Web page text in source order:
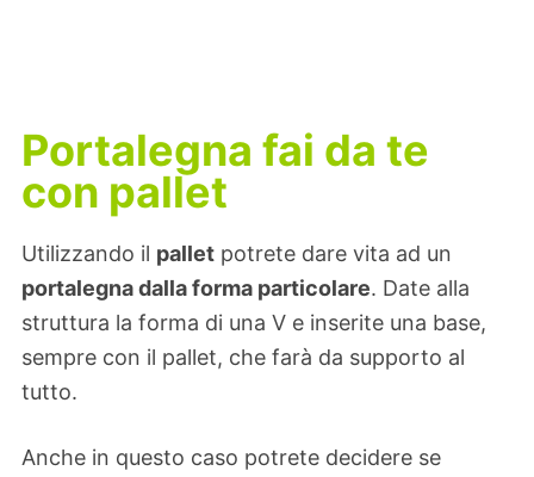
Portalegna fai da te
con pallet
Utilizzando il pallet potrete dare vita ad un
portalegna dalla forma particolare. Date alla
struttura la forma di una V e inserite una base,
sempre con il pallet, che farà da supporto al
tutto.
Anche in questo caso potrete decidere se